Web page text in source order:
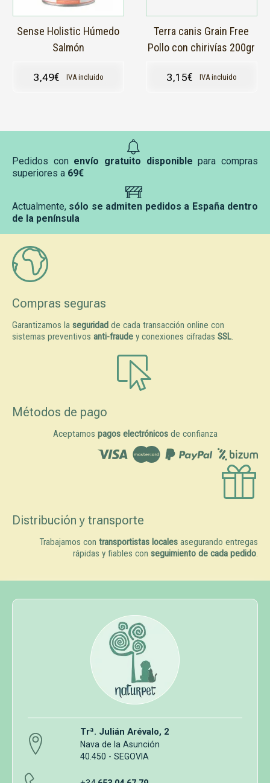
Sense Holistic Húmedo
Salmón
3,49€ IVA incluido
Terra canis Grain Free
Pollo con chirivías 200gr
3,15€ IVA incluido
Pedidos con envío gratuito disponible para compras
superiores a 69€
Actualmente, sólo se admiten pedidos a España dentro
de la península
Compras seguras
Garantizamos la seguridad de cada transacción online con
sistemas preventivos anti-fraude y conexiones cifradas SSL.
Métodos de pago
Aceptamos pagos electrónicosde confianza
Distribución y transporte
Trabajamos con transportistas locales asegurando entregas
rápidas y fiables con seguimiento de cada pedido.
Trª. Julián Arévalo, 2
Nava de la Asunción
40.450 - SEGOVIA